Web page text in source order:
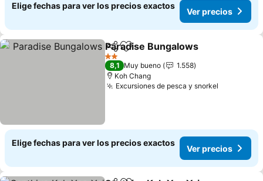
Elige fechas para ver los precios exactos
Ver precios
CompartirAgregar a favoritos
Paradise Bungalows
2 Estrellas
8,1 Muy bueno
1.558
Koh Chang
Excursiones de pesca y snorkel
Elige fechas para ver los precios exactos
Ver precios